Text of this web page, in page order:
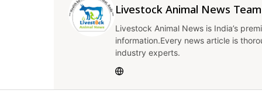
Livestock Animal News Team
Livestock Animal News is India’s
information.Every news article is
industry experts.